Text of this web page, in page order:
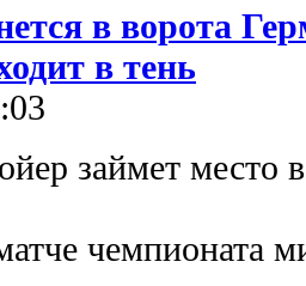
в ворота
в тень
займет место
чемпионата